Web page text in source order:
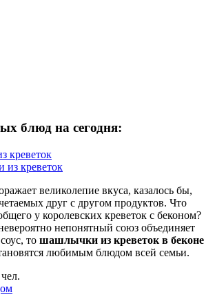
блюд на сегодня:
креветок
великолепие вкуса, казалось бы,
друг с другом продуктов. Что
у королевских креветок с беконом?
непонятный союз объединяет
то шашлычки из креветок в беконе
любимым блюдом всей семьи.